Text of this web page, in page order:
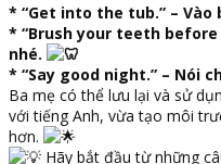
* “Get into the tub.” – Vào
* “Brush your teeth
nhé.
* “Say good night.” – Nói
Ba mẹ có thể lưu lại và sử
với tiếng Anh, vừa tạo môi
hơn.
Hãy bắt đầu từ những